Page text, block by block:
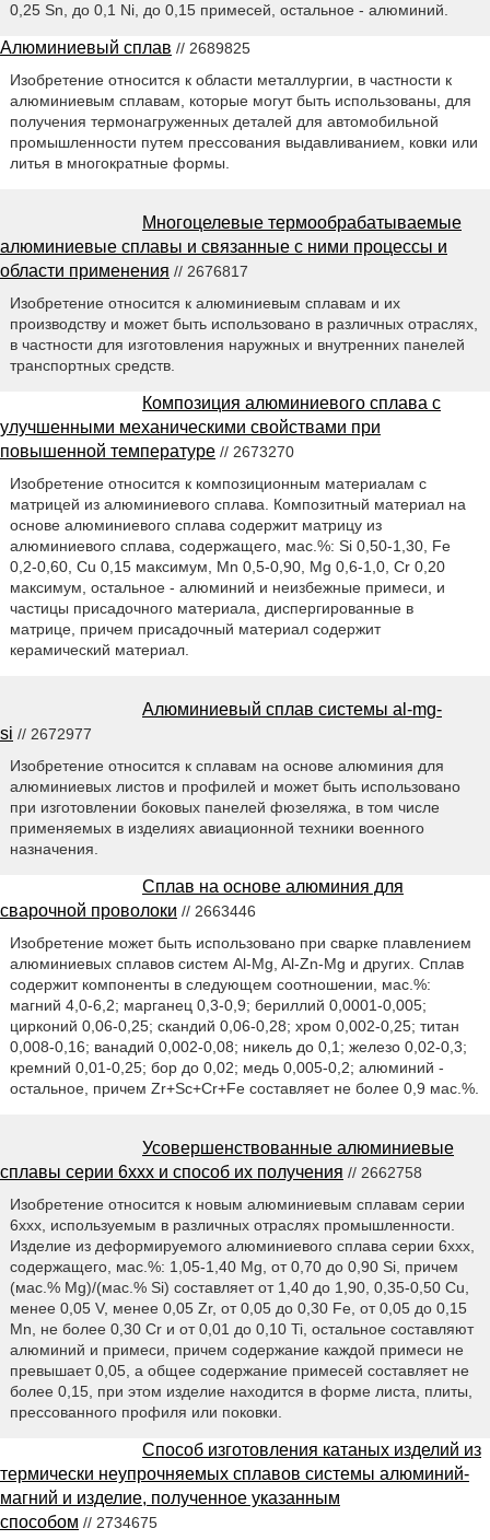
0,25 Sn, до 0,1 Ni, до 0,15 примесей, остальное - алюминий.
Алюминиевый сплав // 2689825
Изобретение относится к области металлургии, в частности к
алюминиевым сплавам, которые могут быть использованы, для
получения термонагруженных деталей для автомобильной
промышленности путем прессования выдавливанием, ковки или
литья в многократные формы.
Многоцелевые термообрабатываемые
алюминиевые сплавы и связанные с ними процессы и
области применения // 2676817
Изобретение относится к алюминиевым сплавам и их
производству и может быть использовано в различных отраслях,
в частности для изготовления наружных и внутренних панелей
транспортных средств.
Композиция алюминиевого сплава с
улучшенными механическими свойствами при
повышенной температуре // 2673270
Изобретение относится к композиционным материалам с
матрицей из алюминиевого сплава. Композитный материал на
основе алюминиевого сплава содержит матрицу из
алюминиевого сплава, содержащего, мас.%: Si 0,50-1,30, Fe
0,2-0,60, Cu 0,15 максимум, Mn 0,5-0,90, Mg 0,6-1,0, Cr 0,20
максимум, остальное - алюминий и неизбежные примеси, и
частицы присадочного материала, диспергированные в
матрице, причем присадочный материал содержит
керамический материал.
Алюминиевый сплав системы al-mg-
si // 2672977
Изобретение относится к сплавам на основе алюминия для
алюминиевых листов и профилей и может быть использовано
при изготовлении боковых панелей фюзеляжа, в том числе
применяемых в изделиях авиационной техники военного
назначения.
Сплав на основе алюминия для
сварочной проволоки // 2663446
Изобретение может быть использовано при сварке плавлением
алюминиевых сплавов систем Al-Mg, Al-Zn-Mg и других. Сплав
содержит компоненты в следующем соотношении, мас.%:
магний 4,0-6,2; марганец 0,3-0,9; бериллий 0,0001-0,005;
цирконий 0,06-0,25; скандий 0,06-0,28; хром 0,002-0,25; титан
0,008-0,16; ванадий 0,002-0,08; никель до 0,1; железо 0,02-0,3;
кремний 0,01-0,25; бор до 0,02; медь 0,005-0,2; алюминий -
остальное, причем Zr+Sc+Cr+Fe составляет не более 0,9 мас.%.
Усовершенствованные алюминиевые
сплавы серии 6ххх и способ их получения // 2662758
Изобретение относится к новым алюминиевым сплавам серии
6ххх, используемым в различных отраслях промышленности.
Изделие из деформируемого алюминиевого сплава серии 6ххх,
содержащего, мас.%: 1,05-1,40 Mg, от 0,70 до 0,90 Si, причем
(мас.% Mg)/(мас.% Si) составляет от 1,40 до 1,90, 0,35-0,50 Cu,
менее 0,05 V, менее 0,05 Zr, от 0,05 до 0,30 Fe, от 0,05 до 0,15
Mn, не более 0,30 Cr и от 0,01 до 0,10 Ti, остальное составляют
алюминий и примеси, причем содержание каждой примеси не
превышает 0,05, а общее содержание примесей составляет не
более 0,15, при этом изделие находится в форме листа, плиты,
прессованного профиля или поковки.
Способ изготовления катаных изделий из
термически неупрочняемых сплавов системы алюминий-
магний и изделие, полученное указанным
способом // 2734675